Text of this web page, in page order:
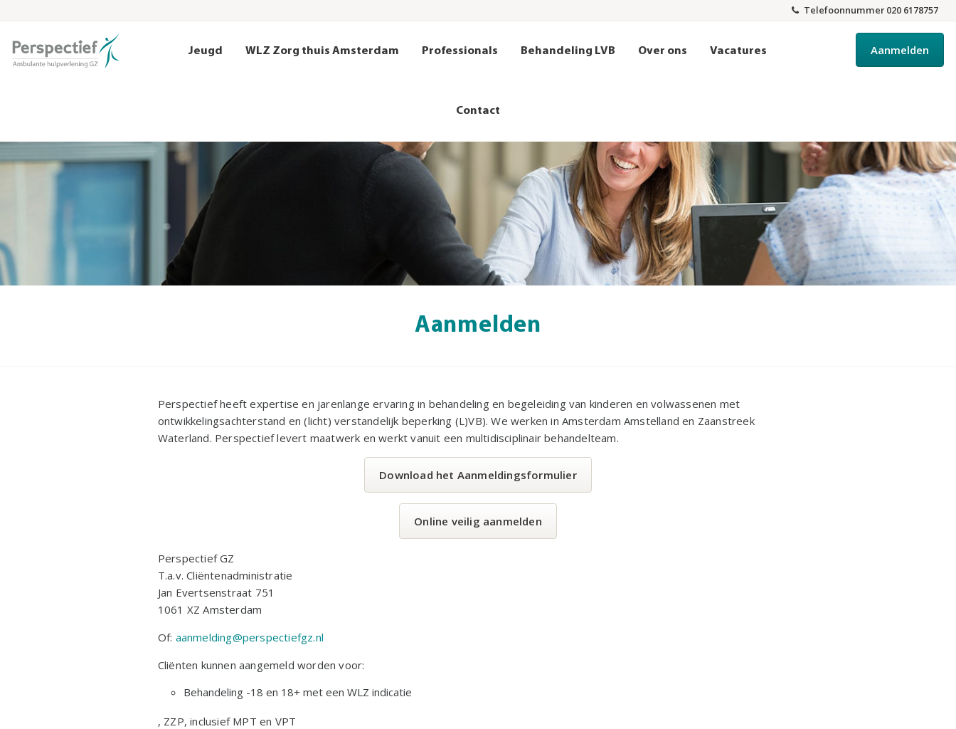
Telefoonnummer 020 6178757
Jeugd WLZ Zorg thuis Amsterdam Professionals Behandeling LVB Over ons Vacatures
Contact
Aanmelden
Aanmelden
Perspectief heeft expertise en jarenlange ervaring in behandeling en begeleiding van kinderen en volwassenen met
ontwikkelingsachterstand en (licht) verstandelijk beperking (L)VB). We werken in Amsterdam Amstelland en Zaanstreek
Waterland. Perspectief levert maatwerk en werkt vanuit een multidisciplinair behandelteam.
Download het Aanmeldingsformulier
Online veilig aanmelden
Perspectief GZ
T.a.v. Cliëntenadministratie
Jan Evertsenstraat 751
1061 XZ Amsterdam
Of: aanmelding@perspectiefgz.nl
Cliënten kunnen aangemeld worden voor:
Behandeling -18 en 18+ met een WLZ indicatie
, ZZP, inclusief MPT en VPT